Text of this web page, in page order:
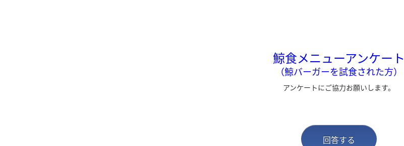
鯨食メニューアンケート
（鯨バーガーを試食された方）
アンケートにご協力お願いします。
回答する